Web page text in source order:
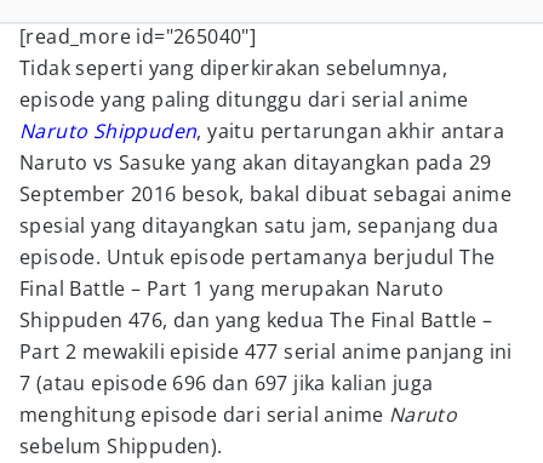
[read_more id="265040"]
Tidak seperti yang diperkirakan sebelumnya,
episode yang paling ditunggu dari serial anime
Naruto Shippuden, yaitu pertarungan akhir antara
Naruto vs Sasuke yang akan ditayangkan pada 29
September 2016 besok, bakal dibuat sebagai anime
spesial yang ditayangkan satu jam, sepanjang dua
episode. Untuk episode pertamanya berjudul The
Final Battle – Part 1 yang merupakan Naruto
Shippuden 476, dan yang kedua The Final Battle –
Part 2 mewakili episide 477 serial anime panjang ini
7 (atau episode 696 dan 697 jika kalian juga
menghitung episode dari serial anime Naruto
sebelum Shippuden).